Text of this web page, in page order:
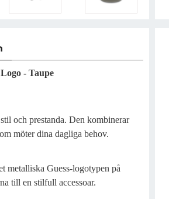
- Taupe
och prestanda. Den kombinerar
möter dina dagliga behov.
metalliska Guess-logotypen på
till en stilfull accessoar.